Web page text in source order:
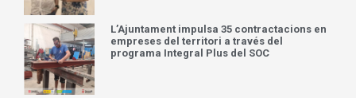
L’Ajuntament impulsa 35 contractacions en
empreses del territori a través del
programa Integral Plus del SOC